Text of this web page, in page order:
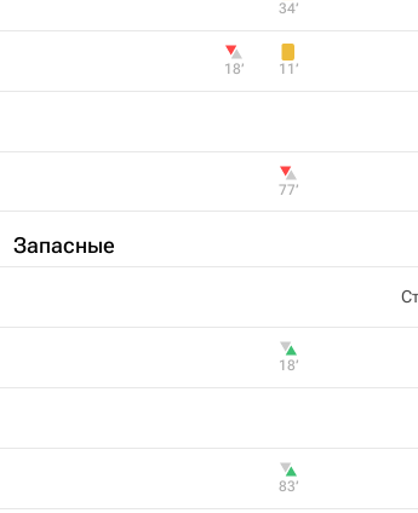
Запасные
34‎’‎
11‎’‎
18‎’‎
77‎’‎
18‎’‎
83‎’‎